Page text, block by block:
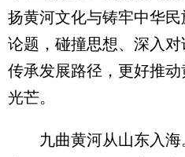
扬黄河文化与铸牢中华
论题，碰撞思想、深入
传承发展路径，更好推
光芒。
九曲黄河从山东入海